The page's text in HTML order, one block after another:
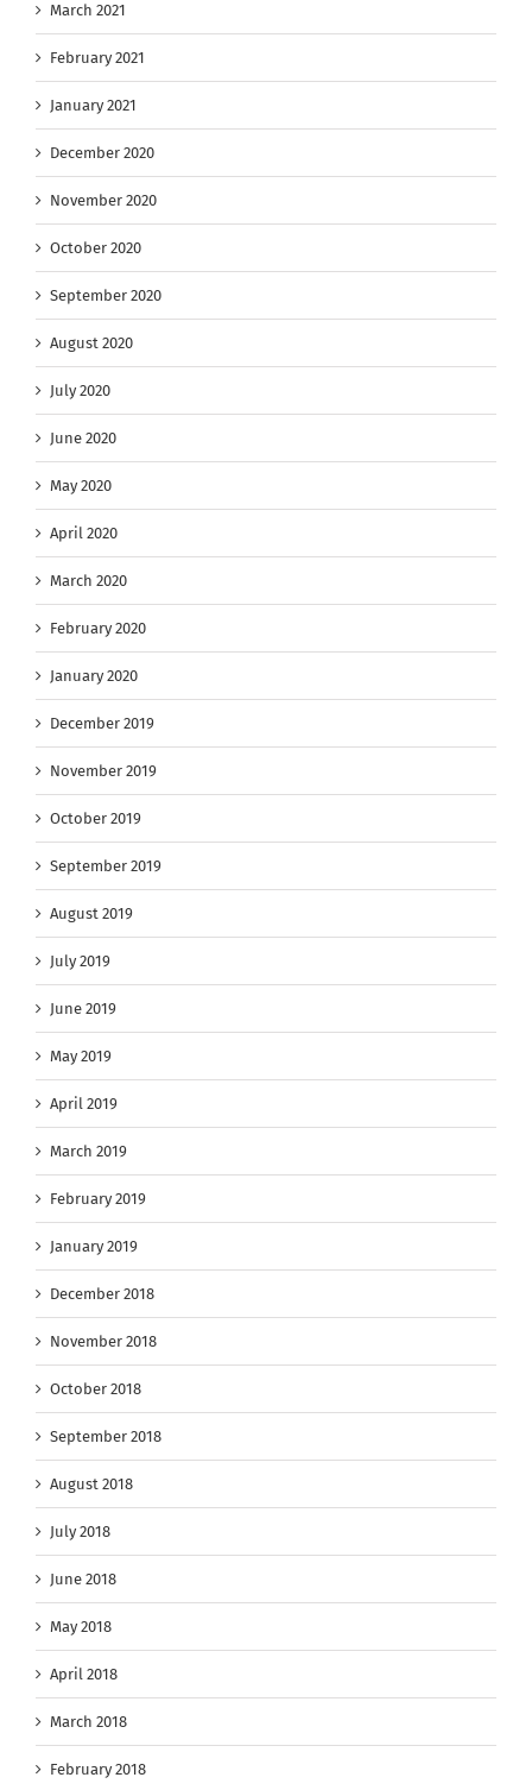
March 2021
February 2021
January 2021
December 2020
November 2020
October 2020
September 2020
August 2020
July 2020
June 2020
May 2020
April 2020
March 2020
February 2020
January 2020
December 2019
November 2019
October 2019
September 2019
August 2019
July 2019
June 2019
May 2019
April 2019
March 2019
February 2019
January 2019
December 2018
November 2018
October 2018
September 2018
August 2018
July 2018
June 2018
May 2018
April 2018
March 2018
February 2018